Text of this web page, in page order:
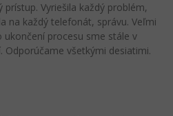
Vyriešila každý problém,
na každý telefonát, správu. Veľmi
ukončení procesu sme stále v
všetkými desiatimi.